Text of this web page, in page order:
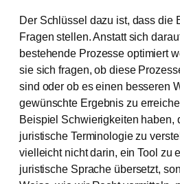
Der Schlüssel dazu ist, dass die
Fragen stellen. Anstatt sich
bestehende Prozesse optimiert
sie sich fragen, ob diese
sind oder ob es einen besseren
gewünschte Ergebnis zu
Beispiel Schwierigkeiten haben,
juristische Terminologie zu
vielleicht nicht darin, ein Tool zu
juristische Sprache übersetzt,